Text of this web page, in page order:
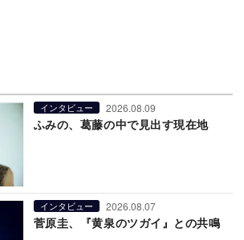
インタビュー 2026.08.09
ふみの、葛藤の中で見出す現在地
インタビュー 2026.08.07
菅原圭、『黄泉のツガイ』との共鳴